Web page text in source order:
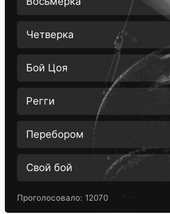
Четверка
Бой Цоя
Регги
Перебором
Свой бой
Проголосовало: 12070